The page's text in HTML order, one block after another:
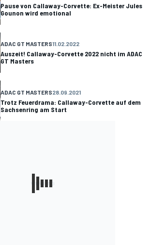
Pause von Callaway-Corvette: Ex-Meister Jules
Gounon wird emotional
ADAC GT MASTERS11.02.2022
Auszeit! Callaway-Corvette 2022 nicht im ADAC
GT Masters
ADAC GT MASTERS28.09.2021
Trotz Feuerdrama: Callaway-Corvette auf dem
Sachsenring am Start